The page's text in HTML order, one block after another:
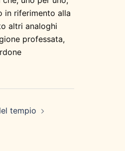
in riferimento alla
altri analoghi
professata,
tempio